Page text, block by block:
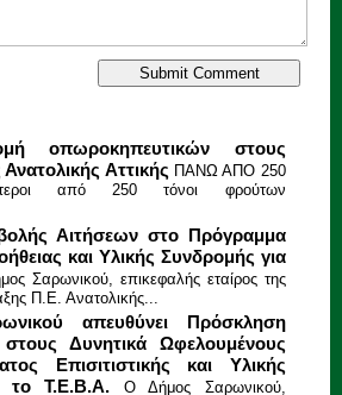
οπωροκηπευτικών στους
Αττικής
ΠΑΝΩ ΑΠΟ 250
από 250 τόνοι φρούτων
Αιτήσεων στο Πρόγραμμα
και Υλικής Συνδρομής για
Σαρωνικού, επικεφαλής εταίρος της
Π.Ε. Ανατολικής...
απευθύνει Πρόσκληση
στους Δυνητικά Ωφελουμένους
Επισιτιστικής και Υλικής
το Τ.Ε.Β.Α.
Ο Δήμος Σαρωνικού,